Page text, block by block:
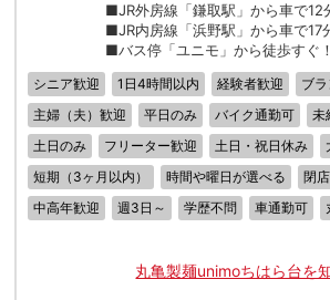
■JR外房線「鎌取駅」から車で12
■JR内房線「浜野駅」から車で17
■バス停「ユニモ」から徒歩すぐ！
シニア歓迎 1日4時間以内 経験者歓迎
ブ
主婦（夫）歓迎
平日のみ バイク通勤可
未
土日のみ
フリーター歓迎 土日・祝日休み
短期（3ヶ月以内）
時間や曜日が選べる
閉
中高年歓迎
週3日～ 学歴不問 車通勤可
丸亀製麺unimoちはら台を